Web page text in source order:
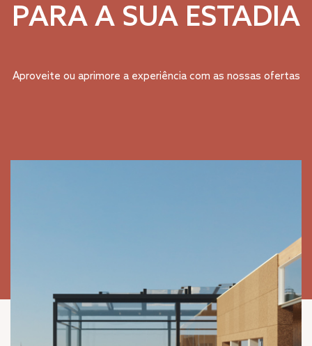
PARA A SUA ESTADIA
Aproveite ou aprimore a experiência com as nossas ofertas